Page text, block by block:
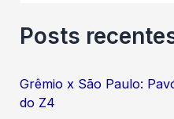
Posts
Grêmio x São Paulo:
do Z4